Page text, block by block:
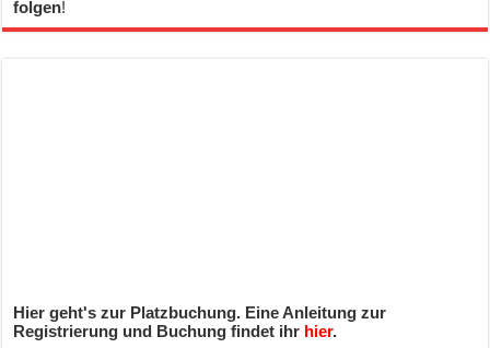
folgen!
Hier geht's zur Platzbuchung. Eine Anleitung zur
Registrierung und Buchung findet ihr hier.